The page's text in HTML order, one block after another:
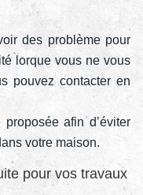
des problème pour
lorque vous ne vous
pouvez contacter en
afin d’éviter
votre maison.
pour vos travaux